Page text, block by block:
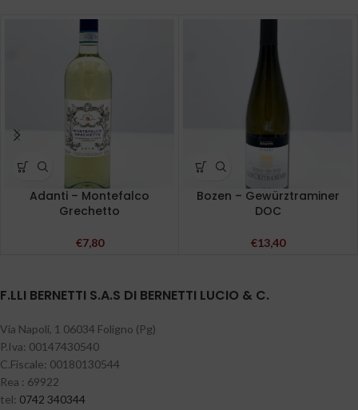
Adanti – Montefalco
Grechetto
€7,80
Bozen – Gewürztraminer
DOC
€13,40
F.LLI BERNETTI S.A.S DI BERNETTI LUCIO & C.
Via Napoli, 1 06034 Foligno (Pg)
P.Iva: 00147430540
C.Fiscale: 00180130544
Rea : 69922
tel: 0742 340344